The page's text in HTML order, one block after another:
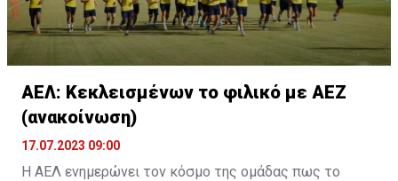
ΑΕΛ: Κεκλεισμένων το φιλικό με ΑΕΖ
(ανακοίνωση)
17.07.2023 09:00
Η ΑΕΛ ενημερώνει τον κόσμο της ομάδας πως το